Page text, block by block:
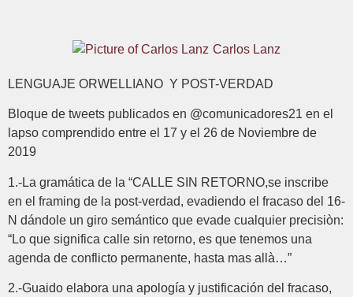
Carlos Lanz
LENGUAJE ORWELLIANO Y POST-VERDAD
Bloque de tweets publicados en @comunicadores21 en el
lapso comprendido entre el 17 y el 26 de Noviembre de
2019
1.-La gramática de la “CALLE SIN RETORNO,se inscribe
en el framing de la post-verdad, evadiendo el fracaso del 16-
N dándole un giro semántico que evade cualquier precisiòn:
“Lo que significa calle sin retorno, es que tenemos una
agenda de conflicto permanente, hasta mas allà…”
2.-Guaido elabora una apología y justificación del fracaso,